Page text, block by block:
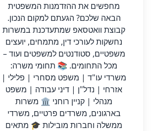
מחפשים את ההזדמנות המשפטית
הבאה שלכם? הגעתם למקום הנכון.
קבוצת וואטסאפ שמתעדכנת במשרות
נחשקות לעורכי דין, מתמחים, יועצים
משפטיים, סטודנטים למשפטים ועוד –
מכל התחומים. 📚 תחומי משרה:
משרדי עו"ד | משפט מסחרי | פלילי |
אזרחי | נדל"ן | דיני עבודה | משפט
מנהלי | קניין רוחני 🏛️ משרות
בארגונים, משרדים פרטיים, משרדי
ממשלה וחברות מובילות 🎓 מתאים